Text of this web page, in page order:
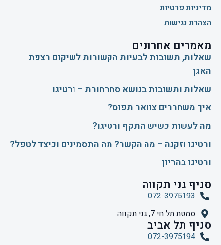
מדיניות פרטיות
הצהרת נגישות
מאמרים אחרונים
שאלות, תשובות לבעיות הקשורות לשיקום רצפת
האגן
שאלות ותשובות בנושא סחרחורת – ורטיגו
איך משחררים צוואר תפוס?
​מה לעשות כשיש התקף ורטיגו?
ורטיגו וזקנה – מה הקשר? מה התסמינים וכיצד לטפל?
ורטיגו בהריון
סניף גני תקווה
072-3975193
סמטת תל חי 7, גני תקווה
סניף תל אביב
072-3975194